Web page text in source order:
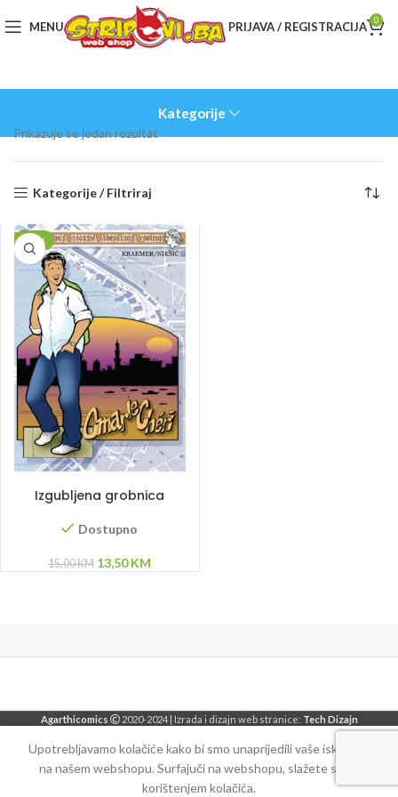
MENU PRIJAVA / REGISTRACIJA 0
Kategorije
Prikazuje se jedan rezultat
Kategorije / Filtriraj
-10%
Izgubljena grobnica
Aleksandra Velikog
Dostupno
15,00KM Original
13,50KM
Agarthicomics 2020-2024 | Izrada i dizajn web stranice: Tech Dizajn
Upotrebljavamo kolačiće kako bi smo unaprijedili vaše iskustvo
na našem webshopu. Surfajuči na webshopu, slažete se sa
korištenjem kolačića.